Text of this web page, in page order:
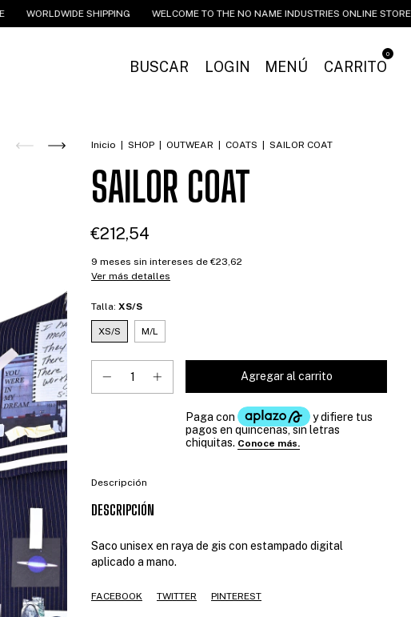
WORLDWIDE SHIPPING WELCOME TO THE NO NAME INDUSTRIES ONLINE STORE
MENÚ
BUSCAR LOGIN CARRITO
0
Inicio SHOP OUTWEAR COATS SAILOR COAT
SAILOR COAT
€212,54
9 meses sin intereses de €23,62
Ver más detalles
Talla: XS/S
XS/S M/L
Descripción
DESCRIPCIÓN
Saco unisex en raya de gis con estampado digital
aplicado a mano.
FACEBOOK TWITTER PINTEREST